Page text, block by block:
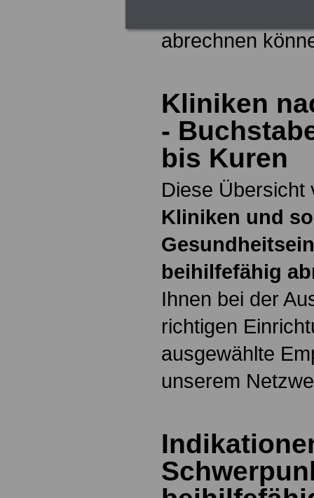
abrechnen
Kliniken
-
bis Kuren
Diese Übersicht
Kliniken und
beihilfefähig
Ihnen bei der
richtigen
ausgewählte
unserem